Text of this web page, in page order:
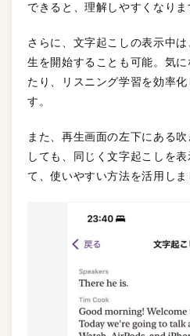
できると、理解しやすくなりま
さらに、文字起こしの表示中
生を開始することも可能。気
たり、リスニング学習を効率
す。
また、再生画面の左下にある
しても、同じく文字起こしを
て、使いやすい方法を活用しま